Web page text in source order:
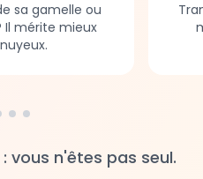
sa gamelle ou
Il mérite mieux
vous n'êtes pas seul.